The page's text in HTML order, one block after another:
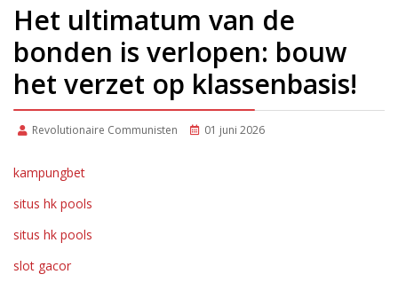
Het ultimatum van de
bonden is verlopen: bouw
het verzet op klassenbasis!
Revolutionaire Communisten 01 juni 2026
kampungbet
situs hk pools
situs hk pools
slot gacor